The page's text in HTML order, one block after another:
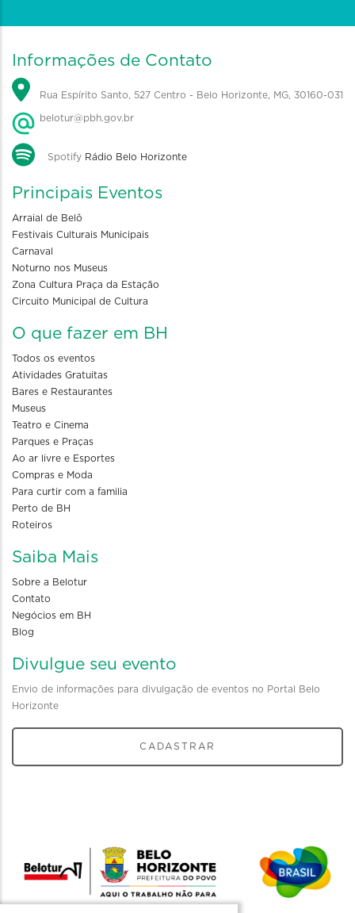
Informações de Contato
Rua Espírito Santo, 527 Centro - Belo Horizonte, MG, 30160-031
belotur@pbh.gov.br
Spotify Rádio Belo Horizonte
Principais Eventos
Arraial de Belô
Festivais Culturais Municipais
Carnaval
Noturno nos Museus
Zona Cultura Praça da Estação
Circuito Municipal de Cultura
O que fazer em BH
Todos os eventos
Atividades Gratuitas
Bares e Restaurantes
Museus
Teatro e Cinema
Parques e Praças
Ao ar livre e Esportes
Compras e Moda
Para curtir com a familia
Perto de BH
Roteiros
Saiba Mais
Sobre a Belotur
Contato
Negócios em BH
Blog
Divulgue seu evento
Envio de informações para divulgação de eventos no Portal Belo
Horizonte
CADASTRAR